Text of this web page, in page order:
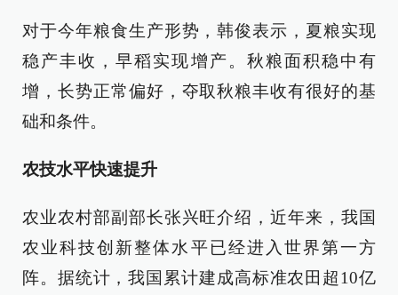
对于今年粮食生产形势，韩俊表示，夏粮实现
稳产丰收，早稻实现增产。秋粮面积稳中有
增，长势正常偏好，夺取秋粮丰收有很好的基
础和条件。
农技水平快速提升
农业农村部副部长张兴旺介绍，近年来，我国
农业科技创新整体水平已经进入世界第一方
阵。据统计，我国累计建成高标准农田超10亿